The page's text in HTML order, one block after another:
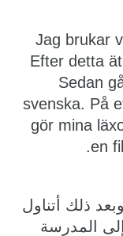
Jag brukar
Efter detta
Sedan
svenska. På
gör mina
en
ذلك أتناول
المدرسة